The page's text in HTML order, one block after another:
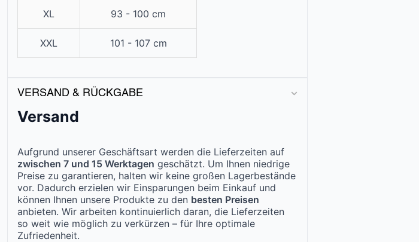
XL 93 - 100 cm
XXL 101 - 107 cm
VERSAND & RÜCKGABE
Versand
Aufgrund unserer Geschäftsart werden die Lieferzeiten auf
zwischen 7 und 15 Werktagen geschätzt. Um Ihnen niedrige
Preise zu garantieren, halten wir keine großen Lagerbestände
vor. Dadurch erzielen wir Einsparungen beim Einkauf und
können Ihnen unsere Produkte zu den besten Preisen
anbieten. Wir arbeiten kontinuierlich daran, die Lieferzeiten
so weit wie möglich zu verkürzen – für Ihre optimale
Zufriedenheit.